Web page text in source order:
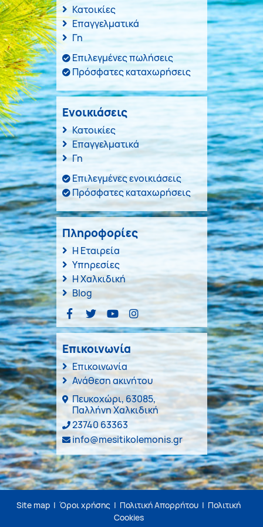
Κατοικίες
Επαγγελματικά
Γη
Επιλεγμένες πωλήσεις
Πρόσφατες καταχωρήσεις
Ενοικιάσεις
Κατοικίες
Επαγγελματικά
Γη
Επιλεγμένες ενοικιάσεις
Πρόσφατες καταχωρήσεις
Πληροφορίες
Η Εταιρεία
Υπηρεσίες
Η Χαλκιδική
Blog
Επικοινωνία
Επικοινωνία
Ανάθεση ακινήτου
Πευκοχώρι, 63085,
Παλλήνη Χαλκιδική
23740 63363
info@mesitikolemonis.gr
Site map | Όροι χρήσης | Πολιτική Απορρήτου | Πολιτική
Cookies